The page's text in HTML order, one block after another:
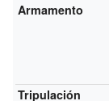
Armamento
Tripulación